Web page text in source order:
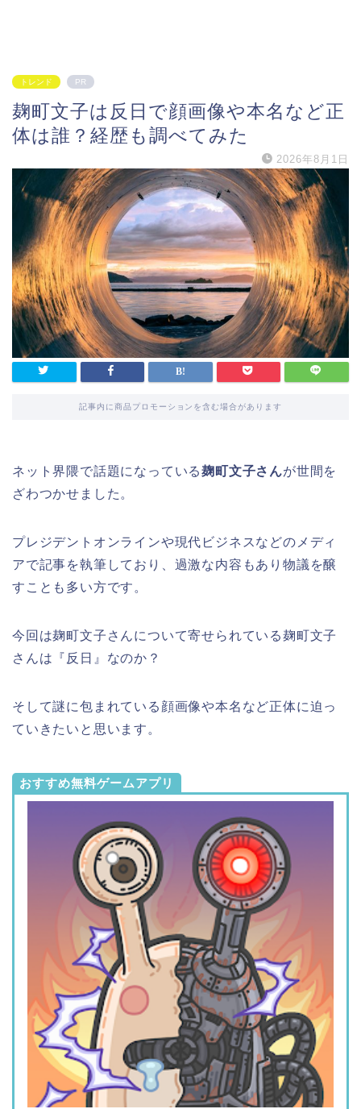
トレンド PR
麹町文子は反日で顔画像や本名など正
体は誰？経歴も調べてみた
2026年8月1日
記事内に商品プロモーションを含む場合があります
ネット界隈で話題になっている麹町文子さんが世間を
ざわつかせました。
プレジデントオンラインや現代ビジネスなどのメディ
アで記事を執筆しており、過激な内容もあり物議を醸
すことも多い方です。
今回は麹町文子さんについて寄せられている麹町文子
さんは『反日』なのか？
そして謎に包まれている顔画像や本名など正体に迫っ
ていきたいと思います。
おすすめ無料ゲームアプリ